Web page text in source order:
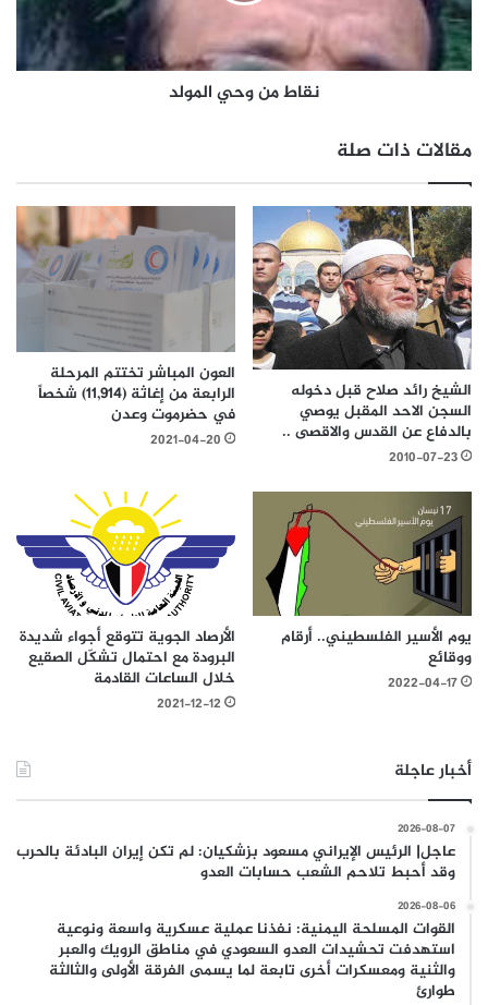
نقاط من وحي المولد
مقالات ذات صلة
الشيخ رائد صلاح قبل دخوله
السجن الاحد المقبل يوصي
بالدفاع عن القدس والاقصى ..
2010-07-23
العون المباشر تختتم المرحلة
الرابعة من إغاثة (11,914) شخصاً
في حضرموت وعدن
2021-04-20
يوم الأسير الفلسطيني.. أرقام
ووقائع
2022-04-17
الأرصاد الجوية تتوقع أجواء شديدة
البرودة مع احتمال تشكّل الصقيع
خلال الساعات القادمة
2021-12-12
أخبار عاجلة
2026-08-07
عاجل| الرئيس الإيراني مسعود بزشكيان: لم تكن إيران البادئة بالحرب
وقد أحبط تلاحم الشعب حسابات العدو
2026-08-06
القوات المسلحة اليمنية: نفذنا عملية عسكرية واسعة ونوعية
استهدفت تحشيدات العدو السعودي في مناطق الرويك والعبر
والثنية ومعسكرات أخرى تابعة لما يسمى الفرقة الأولى والثالثة
طوارئ